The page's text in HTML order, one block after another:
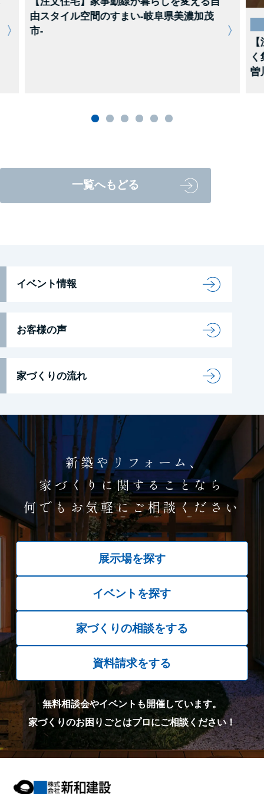
由スタイル空間のすまい-岐阜県美濃加茂
市-
曽
一覧へもどる
イベント情報
お客様の声
家づくりの流れ
新築やリフォーム、
家づくりに関することなら
何でもお気軽にご相談ください
展示場を探す
イベントを探す
家づくりの相談をする
資料請求をする
無料相談会やイベントも開催しています。
家づくりのお困りごとはプロにご相談ください！